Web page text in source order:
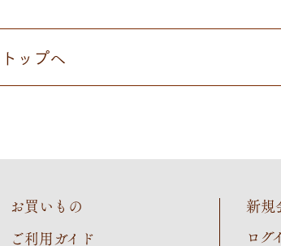
トップへ
お買いもの
ご利用ガイド
新規
ログ